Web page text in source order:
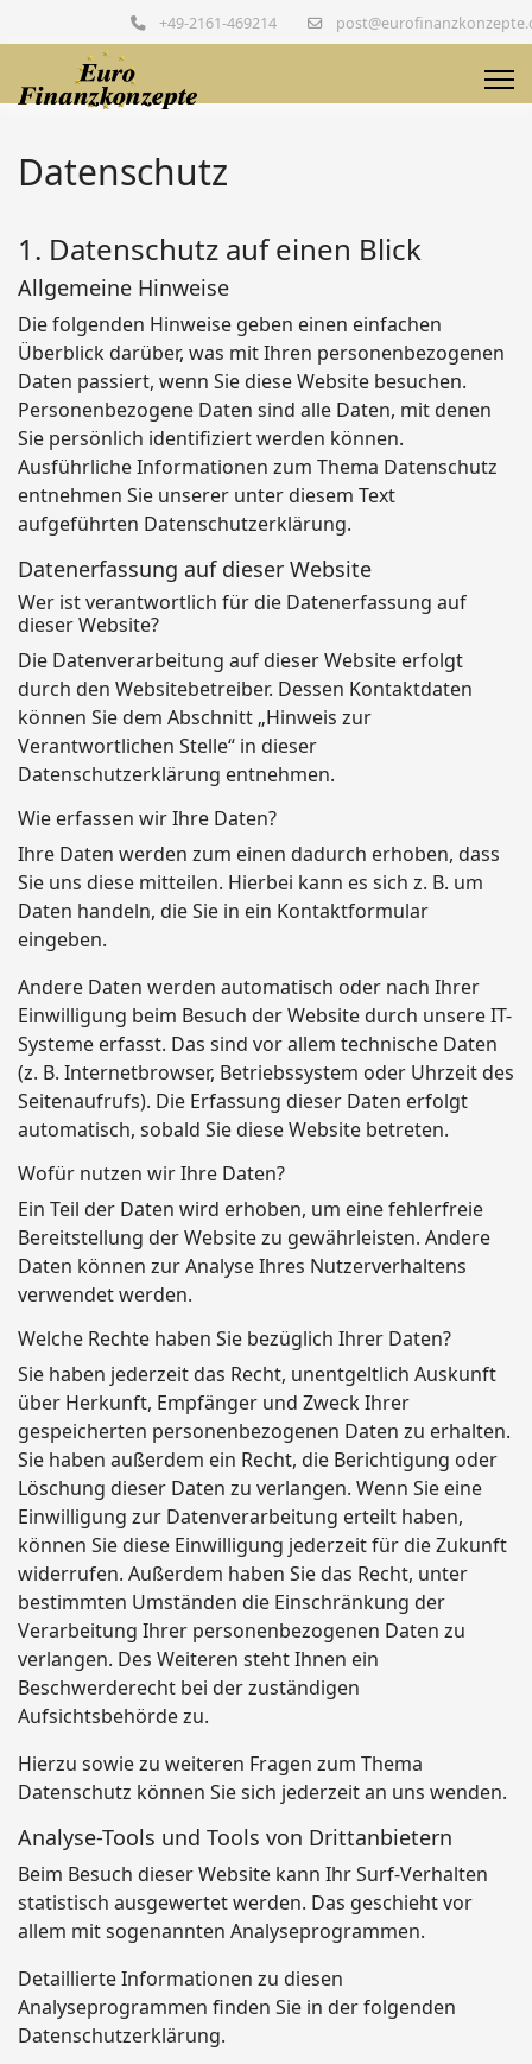
+49-2161-469214
Datenschutz
1. Datenschutz auf einen Blick
Allgemeine Hinweise
Die folgenden Hinweise geben einen einfachen
Überblick darüber, was mit Ihren personenbezogenen
Daten passiert, wenn Sie diese Website besuchen.
Personenbezogene Daten sind alle Daten, mit denen
Sie persönlich identifiziert werden können.
Ausführliche Informationen zum Thema Datenschutz
entnehmen Sie unserer unter diesem Text
aufgeführten Datenschutzerklärung.
Datenerfassung auf dieser Website
Wer ist verantwortlich für die Datenerfassung auf
dieser Website?
Die Datenverarbeitung auf dieser Website erfolgt
durch den Websitebetreiber. Dessen Kontaktdaten
können Sie dem Abschnitt „Hinweis zur
Verantwortlichen Stelle“ in dieser
Datenschutzerklärung entnehmen.
Wie erfassen wir Ihre Daten?
Ihre Daten werden zum einen dadurch erhoben, dass
Sie uns diese mitteilen. Hierbei kann es sich z. B. um
Daten handeln, die Sie in ein Kontaktformular
eingeben.
Andere Daten werden automatisch oder nach Ihrer
Einwilligung beim Besuch der Website durch unsere IT-
Systeme erfasst. Das sind vor allem technische Daten
(z. B. Internetbrowser, Betriebssystem oder Uhrzeit des
Seitenaufrufs). Die Erfassung dieser Daten erfolgt
automatisch, sobald Sie diese Website betreten.
Wofür nutzen wir Ihre Daten?
Ein Teil der Daten wird erhoben, um eine fehlerfreie
Bereitstellung der Website zu gewährleisten. Andere
Daten können zur Analyse Ihres Nutzerverhaltens
verwendet werden.
Welche Rechte haben Sie bezüglich Ihrer Daten?
Sie haben jederzeit das Recht, unentgeltlich Auskunft
über Herkunft, Empfänger und Zweck Ihrer
gespeicherten personenbezogenen Daten zu erhalten.
Sie haben außerdem ein Recht, die Berichtigung oder
Löschung dieser Daten zu verlangen. Wenn Sie eine
Einwilligung zur Datenverarbeitung erteilt haben,
können Sie diese Einwilligung jederzeit für die Zukunft
widerrufen. Außerdem haben Sie das Recht, unter
bestimmten Umständen die Einschränkung der
Verarbeitung Ihrer personenbezogenen Daten zu
verlangen. Des Weiteren steht Ihnen ein
Beschwerderecht bei der zuständigen
Aufsichtsbehörde zu.
Hierzu sowie zu weiteren Fragen zum Thema
Datenschutz können Sie sich jederzeit an uns wenden.
Analyse-Tools und Tools von Dritt­anbietern
Beim Besuch dieser Website kann Ihr Surf-Verhalten
statistisch ausgewertet werden. Das geschieht vor
allem mit sogenannten Analyseprogrammen.
Detaillierte Informationen zu diesen
Analyseprogrammen finden Sie in der folgenden
Datenschutzerklärung.